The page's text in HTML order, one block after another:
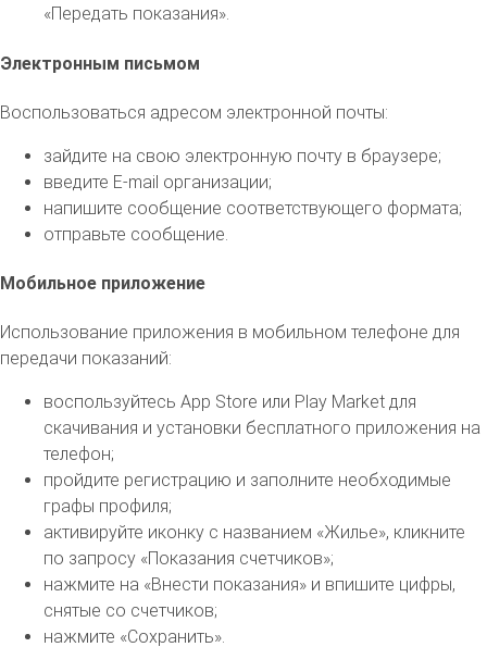
«Передать показания».
Электронным письмом
Воспользоваться адресом электронной почты:
зайдите на свою электронную почту в браузере;
введите E-mail организации;
напишите сообщение соответствующего формата;
отправьте сообщение.
Мобильное приложение
Использование приложения в мобильном телефоне для
передачи показаний:
воспользуйтесь App Store или Play Market для
скачивания и установки бесплатного приложения на
телефон;
пройдите регистрацию и заполните необходимые
графы профиля;
активируйте иконку с названием «Жилье», кликните
по запросу «Показания счетчиков»;
нажмите на «Внести показания» и впишите цифры,
снятые со счетчиков;
нажмите «Сохранить».